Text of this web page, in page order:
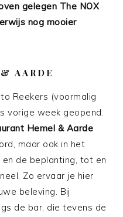
gelegen The NOX
nog mooier
AARDE
Reekers (voormalig
vorige week geopend.
Hemel & Aarde
maar ook in het
de beplanting, tot en
Zo ervaar je hier
beleving. Bij
de bar, die tevens de